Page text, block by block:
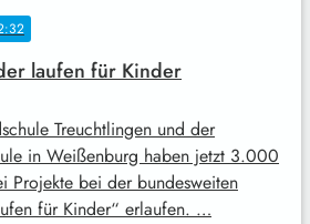
laufen für Kinder
Treuchtlingen und der
in Weißenburg haben jetzt 3.000
Projekte bei der bundesweiten
für Kinder“ erlaufen. …